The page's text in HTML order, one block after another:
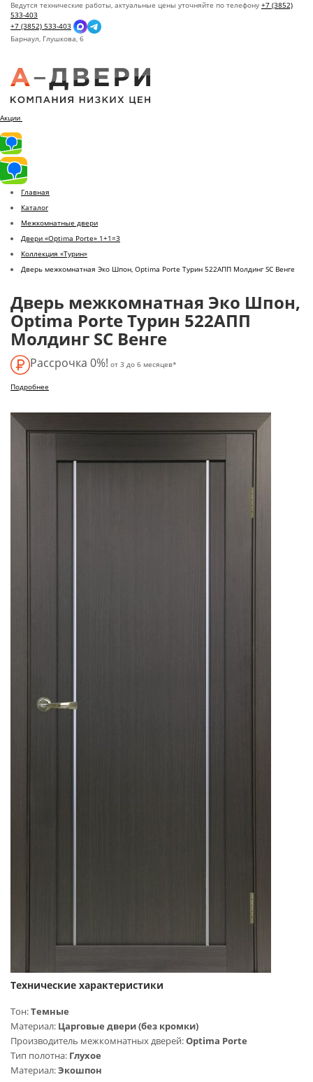
Ведутся технические работы, актуальные цены уточняйте по телефону +7 (3852)
533-403
+7 (3852) 533-403
Барнаул, Глушкова, 6
Акции
Главная
Каталог
Межкомнатные двери
Двери «Optima Porte» 1+1=3
Коллекция «Турин»
Дверь межкомнатная Эко Шпон, Optima Porte Турин 522AПП Молдинг SC Венге
Дверь межкомнатная Эко Шпон,
Optima Porte Турин 522AПП
Молдинг SC Венге
Рассрочка 0%! от 3 до 6 месяцев*
Подробнее
Технические характеристики
Тон:Темные
Материал: Царговые двери (без кромки)
Производитель межкомнатных дверей:Optima Porte
Тип полотна: Глухое
Материал:Экошпон